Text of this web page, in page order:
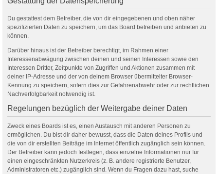
Du gestattest dem Betreiber, die von dir eingegebenen und oben näher
spezifizierten Daten zu speichern, um das Board betreiben und anbieten zu
können.
Darüber hinaus ist der Betreiber berechtigt, im Rahmen einer
Interessenabwägung zwischen deinen und seinen Interessen sowie den
Interessen Dritter, Zeitpunkte von Zugriffen und Aktionen zusammen mit
deiner IP-Adresse und der von deinem Browser übermittelter Browser-
Kennung zu speichern, sofern dies zur Gefahrenabwehr oder zur rechtlichen
Nachverfolgbarkeit notwendig ist.
Regelungen bezüglich der Weitergabe deiner Daten
Zweck eines Boards ist es, einen Austausch mit anderen Personen zu
ermöglichen. Du bist dir daher bewusst, dass die Daten deines Profils und
die von dir erstellten Beiträge im Internet öffentlich zugänglich sein können.
Der Betreiber kann jedoch festlegen, dass einzelne Informationen nur für
einen eingeschränkten Nutzerkreis (z. B. andere registrierte Benutzer,
Administratoren etc.) zugänglich sind. Wenn du Fragen dazu hast, suche